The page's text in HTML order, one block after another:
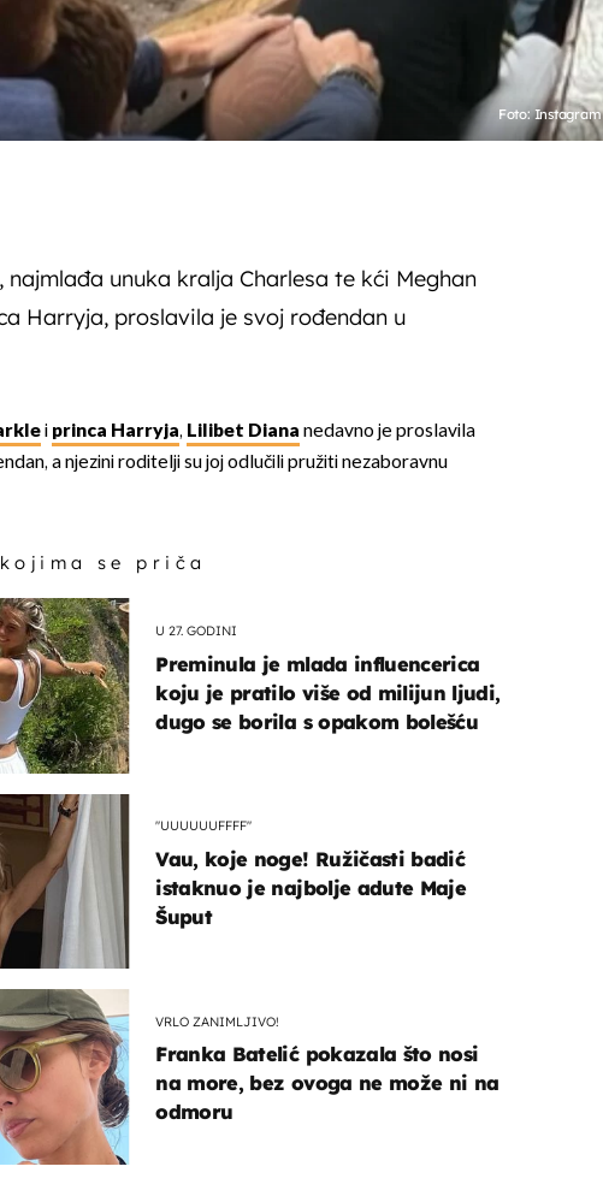
Foto: Instagram
najmlađa unuka kralja Charlesa te kći Meghan
Harryja, proslavila je svoj rođendan u
i princa Harryja, Lilibet Diana nedavno je proslavila
a njezini roditelji su joj odlučili pružiti nezaboravnu
se priča
U 27. GODINI
Preminula je mlada influencerica
koju je pratilo više od milijun ljudi,
dugo se borila s opakom bolešću
"UUUUUUFFFF"
Vau, koje noge! Ružičasti badić
istaknuo je najbolje adute Maje
Šuput
VRLO ZANIMLJIVO!
Franka Batelić pokazala što nosi
na more, bez ovoga ne može ni na
odmoru